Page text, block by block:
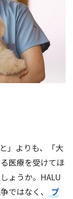
」よりも、「大
医療を受けてほ
ょうか。HALU
ではなく、
プ